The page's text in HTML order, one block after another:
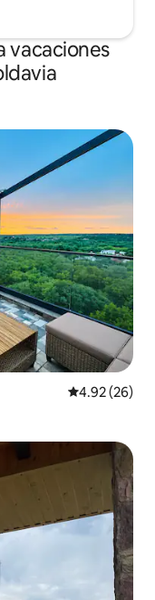
vacaciones
Calificación
4.92 (26)